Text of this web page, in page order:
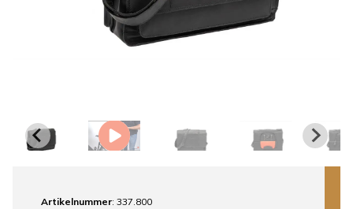
Artikelnummer: 337.800